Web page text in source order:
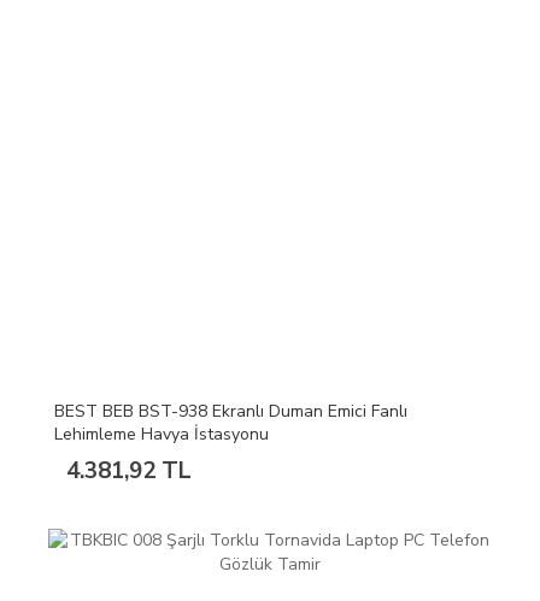
BEST BEB BST-938 Ekranlı Duman Emici Fanlı
Lehimleme Havya İstasyonu
4.381,92 TL